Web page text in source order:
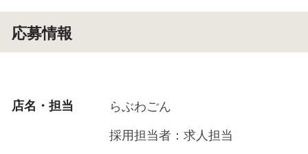
応募情報
店名・担当
らぶわごん
採用担当者：求人担当